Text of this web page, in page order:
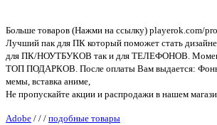
Больше товаров (Нажми на ссылку) playerok.com/
Лучший пак для ПК который поможет стать
для ПК/НОУТБУКОВ так и для ТЕЛЕФОНОВ.
ТОП ПОДАРКОВ. После оплаты Вам выдается:
мемы, вставка аниме,
Не пропускайте акции и распродажи в нашем
Adobe / / / подобные товары